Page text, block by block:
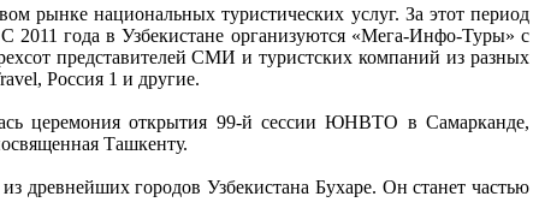
рынке национальных туристических услуг. За этот период
2011 года в Узбекистане организуются «Мега-Инфо-Туры» с
представителей СМИ и туристских компаний из разных
Россия 1 и другие.
церемония открытия 99-й сессии ЮНВТО в Самарканде,
Ташкенту.
древнейших городов Узбекистана Бухаре. Он станет частью